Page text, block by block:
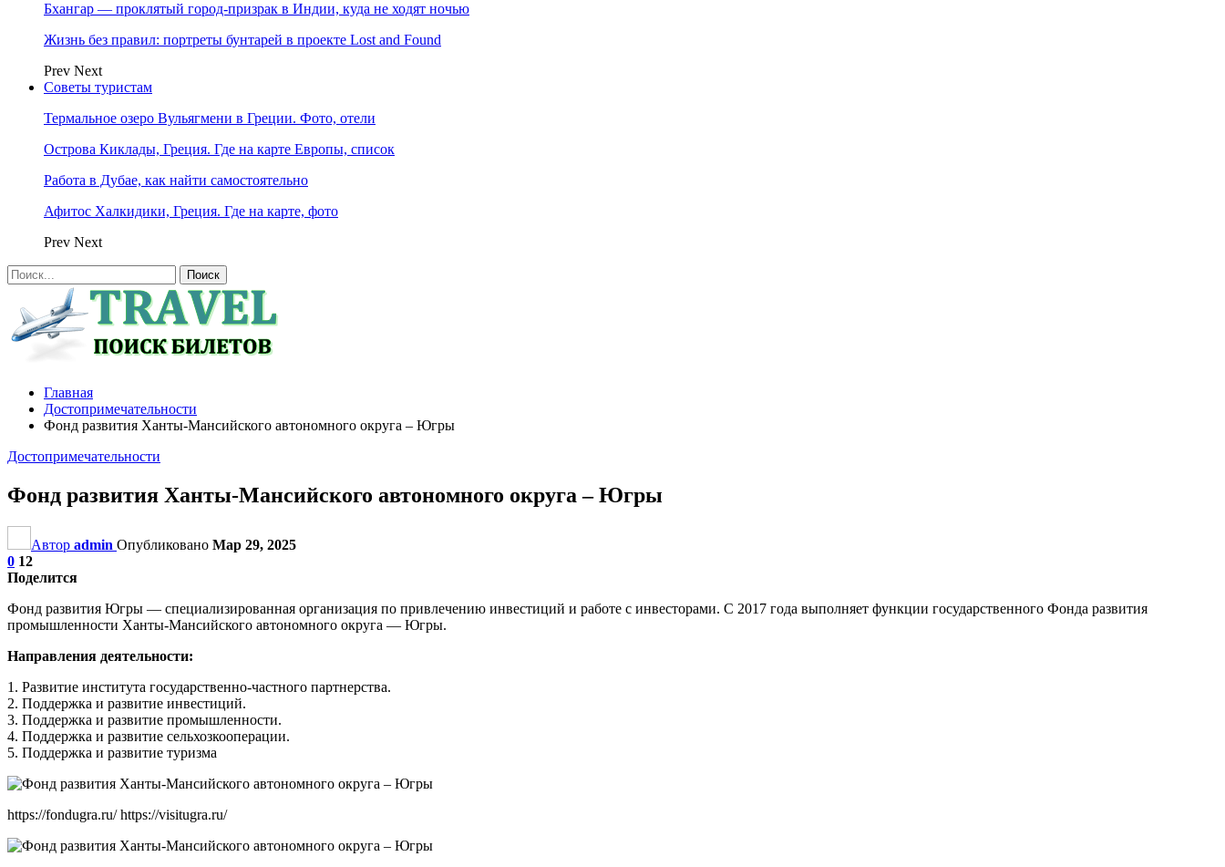
Бхангар — проклятый город-призрак в Индии, куда не ходят ночью
Жизнь без правил: портреты бунтарей в проекте Lost and Found
Prev Next
Советы туристам
Термальное озеро Вульягмени в Греции. Фото, отели
Острова Киклады, Греция. Где на карте Европы, список
Работа в Дубае, как найти самостоятельно
Афитос Халкидики, Греция. Где на карте, фото
Prev Next
Главная
Достопримечательности
Фонд развития Ханты-Мансийского автономного округа – Югры
Достопримечательности
Фонд развития Ханты-Мансийского автономного округа – Югры
Автор admin Опубликовано Мар 29, 2025
0 12
Поделится
Фонд развития Югры — специализированная организация по привлечению инвестиций и работе с инвесторами. С 2017 года выполняет функции государственного Фонда развития
промышленности Ханты-Мансийского автономного округа — Югры.
Направления деятельности:
1. Развитие института государственно-частного партнерства.
2. Поддержка и развитие инвестиций.
3. Поддержка и развитие промышленности.
4. Поддержка и развитие сельхозкооперации.
5. Поддержка и развитие туризма
https://fondugra.ru/ https://visitugra.ru/